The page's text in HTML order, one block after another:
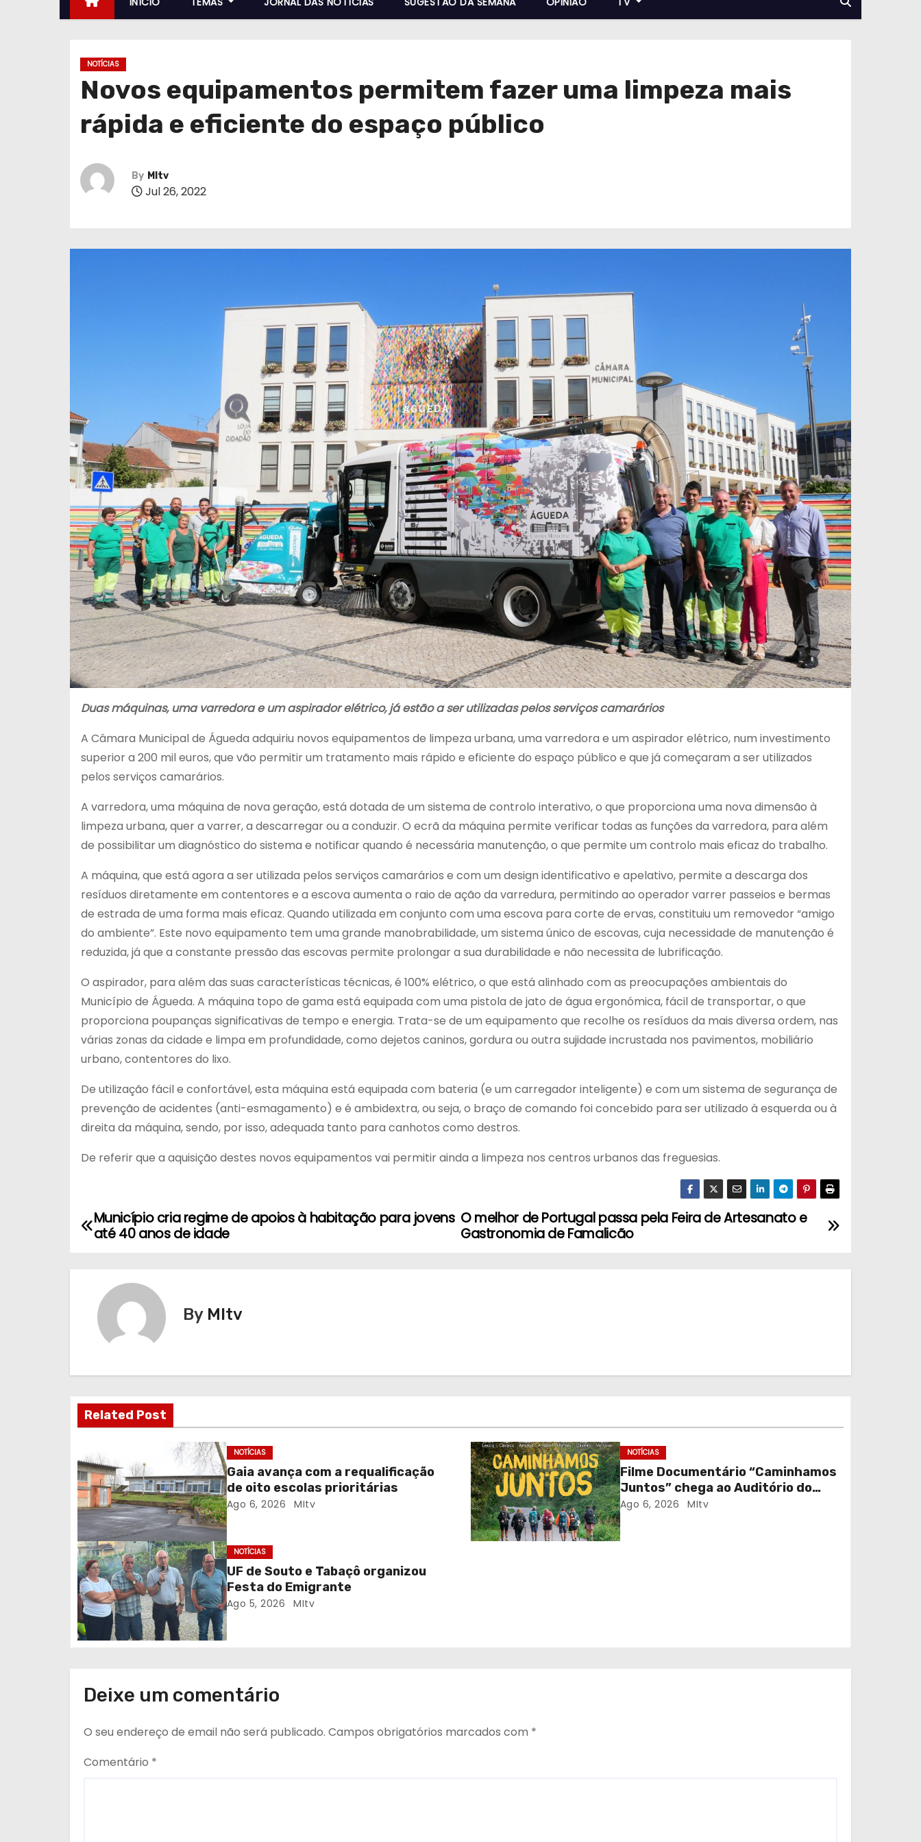
NOTÍCIAS
Novos equipamentos permitem fazer uma limpeza mais
rápida e eficiente do espaço público
By MItv
Jul 26, 2022
Duas máquinas, uma varredora e um aspirador elétrico, já estão a ser utilizadas pelos serviços camarários
A Câmara Municipal de Águeda adquiriu novos equipamentos de limpeza urbana, uma varredora e um aspirador elétrico, num investimento
superior a 200 mil euros, que vão permitir um tratamento mais rápido e eficiente do espaço público e que já começaram a ser utilizados
pelos serviços camarários.
A varredora, uma máquina de nova geração, está dotada de um sistema de controlo interativo, o que proporciona uma nova dimensão à
limpeza urbana, quer a varrer, a descarregar ou a conduzir. O ecrã da máquina permite verificar todas as funções da varredora, para além
de possibilitar um diagnóstico do sistema e notificar quando é necessária manutenção, o que permite um controlo mais eficaz do trabalho.
A máquina, que está agora a ser utilizada pelos serviços camarários e com um design identificativo e apelativo, permite a descarga dos
resíduos diretamente em contentores e a escova aumenta o raio de ação da varredura, permitindo ao operador varrer passeios e bermas
de estrada de uma forma mais eficaz. Quando utilizada em conjunto com uma escova para corte de ervas, constituiu um removedor “amigo
do ambiente”. Este novo equipamento tem uma grande manobrabilidade, um sistema único de escovas, cuja necessidade de manutenção é
reduzida, já que a constante pressão das escovas permite prolongar a sua durabilidade e não necessita de lubrificação.
O aspirador, para além das suas características técnicas, é 100% elétrico, o que está alinhado com as preocupações ambientais do
Município de Águeda. A máquina topo de gama está equipada com uma pistola de jato de água ergonómica, fácil de transportar, o que
proporciona poupanças significativas de tempo e energia. Trata-se de um equipamento que recolhe os resíduos da mais diversa ordem, nas
várias zonas da cidade e limpa em profundidade, como dejetos caninos, gordura ou outra sujidade incrustada nos pavimentos, mobiliário
urbano, contentores do lixo.
De utilização fácil e confortável, esta máquina está equipada com bateria (e um carregador inteligente) e com um sistema de segurança de
prevenção de acidentes (anti-esmagamento) e é ambidextra, ou seja, o braço de comando foi concebido para ser utilizado à esquerda ou à
direita da máquina, sendo, por isso, adequada tanto para canhotos como destros.
De referir que a aquisição destes novos equipamentos vai permitir ainda a limpeza nos centros urbanos das freguesias.
N
ç
ã
o
d
e
a
r
t
i
o
O melhor de Portugal passa pela Feira de Artesanato e
Gastronomia de Famalicão
Município cria regime de apoios à habitação para jovens
até 40 anos de idade
By MItv
Related Post
NOTÍCIAS
Gaia avança com a requalificação
de oito escolas prioritárias
Ago 6, 2026 MItv
NOTÍCIAS
Filme Documentário “Caminhamos
Juntos” chega ao Auditório do
C.E.R. Vagos em sessão solidária
Ago 6, 2026 MItv
NOTÍCIAS
UF de Souto e Tabaçô organizou
Festa do Emigrante
Ago 5, 2026 MItv
Deixe um comentário
O seu endereço de email não será publicado. Campos obrigatórios marcados com *
Comentário *